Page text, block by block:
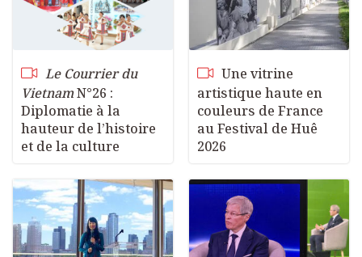
g
s
u
l
l
e
Le Courrier du
VietnamN°26 :
Diplomatie à la
hauteur de l’histoire
et de la culture
Une vitrine
artistique haute en
couleurs de France
au Festival de Huê
2026